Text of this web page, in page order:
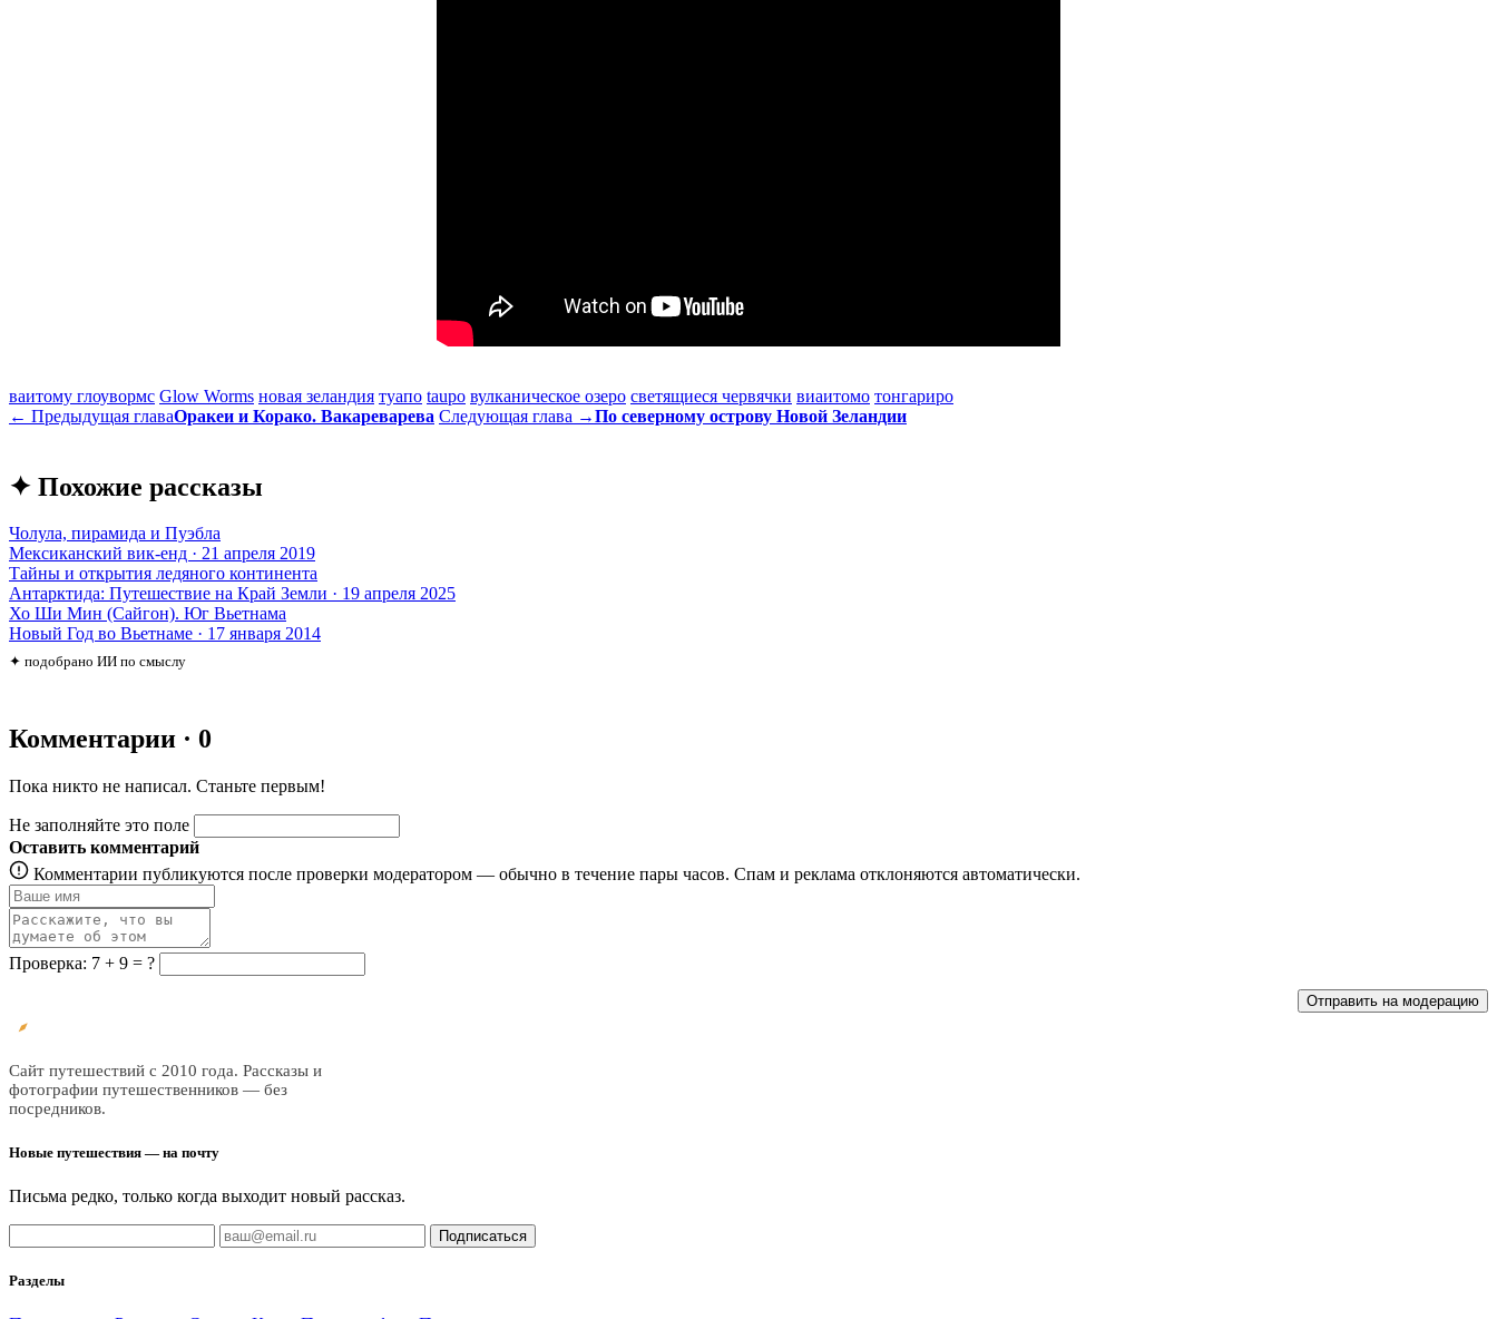
ваитому глоувормс Glow Worms новая зеландия туапо taupo вулканическое озеро светящиеся червячки виаитомо тонгариро
← Предыдущая главаОракеи и Корако. Вакареварева Следующая глава →По северному острову Новой Зеландии
✦ Похожие рассказы
Чолула, пирамида и Пуэбла
Мексиканский вик-енд · 21 апреля 2019
Тайны и открытия ледяного континента
Антарктида: Путешествие на Край Земли · 19 апреля 2025
Хо Ши Мин (Сайгон). Юг Вьетнама
Новый Год во Вьетнаме · 17 января 2014
✦ подобрано ИИ по смыслу
Комментарии · 0
Пока никто не написал. Станьте первым!
Не заполняйте это поле
Оставить комментарий
Комментарии публикуются после проверки модератором — обычно в течение пары часов. Спам и реклама отклоняются автоматически.
Проверка: 7 + 9 = ?
Отправить на модерацию
Сайт путешествий с 2010 года. Рассказы и
фотографии путешественников — без
посредников.
Новые путешествия — на почту
Письма редко, только когда выходит новый рассказ.
Подписаться
Разделы